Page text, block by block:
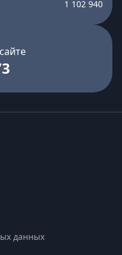
1 102 940
данных